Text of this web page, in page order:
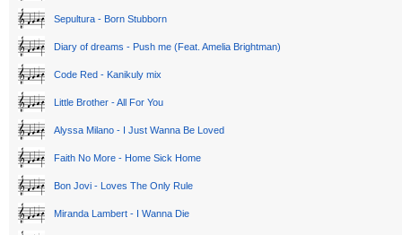
Sepultura - Born Stubborn
Diary of dreams - Push me (Feat. Amelia Brightman)
Code Red - Kanikuly mix
Little Brother - All For You
Alyssa Milano - I Just Wanna Be Loved
Faith No More - Home Sick Home
Bon Jovi - Loves The Only Rule
Miranda Lambert - I Wanna Die